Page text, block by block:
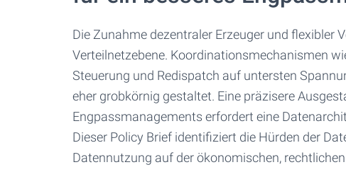
Die Zunahme dezentraler Erzeuger und flexibler
Verteilnetzebene. Koordinationsmechanismen
Steuerung und Redispatch auf untersten
eher grobkörnig gestaltet. Eine präzisere
Engpassmanagements erfordert eine
Dieser Policy Brief identifiziert die Hürden der
Datennutzung auf der ökonomischen,